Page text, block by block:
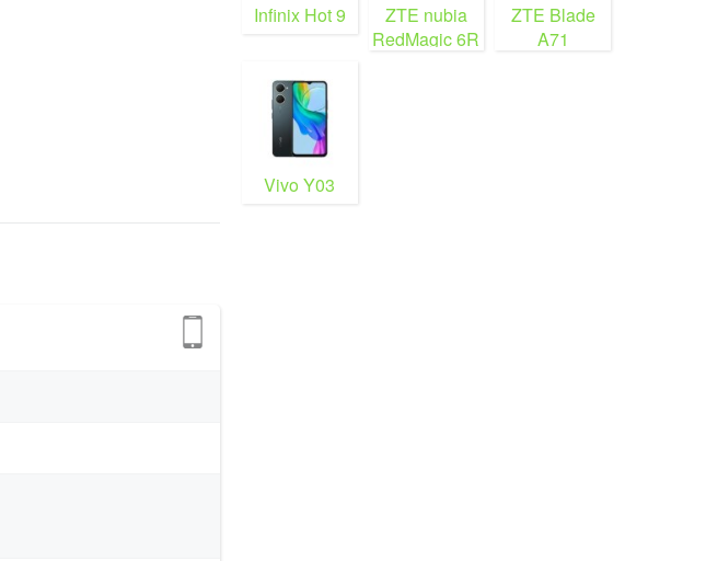
Infinix Hot 9
ZTE nubia
RedMagic 6R
ZTE Blade
A71
Vivo Y03